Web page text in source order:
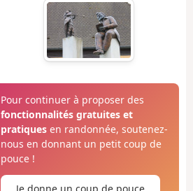
Pour continuer à proposer des
fonctionnalités gratuites et
pratiquesen randonnée, soutenez-
nous en donnant un petit coup de
pouce !